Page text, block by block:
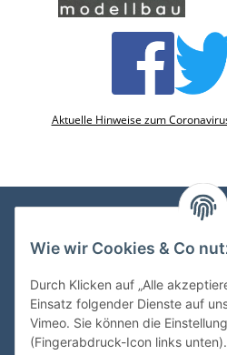
Aktuelle Hinweise zum
VDMedien24.de
Kasernenstraße 6-10
66482 Zweibrücken
Tel. 06332 72710
Wie wir Cookies & Co
Durch Klicken auf „Alle
Einsatz folgender Dienste auf
Vimeo. Sie können die
(Fingerabdruck-Icon links